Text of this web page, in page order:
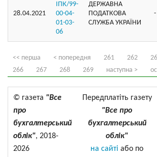
28.04.2021
ІПК/99-
00-04-
01-03-
06
ДЕРЖАВНА
ПОДАТКОВА
СЛУЖБА УКРАЇНИ
<< перша < попередня 261 262
266
267 268 269 наступна >
© газета "Все
про
бухгалтерський
облік", 2018-
2026
Передплатіть газету
"Все про
бухгалтерський
облік"
на сайті або по